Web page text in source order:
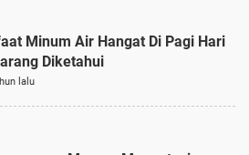
Minum Air Hangat Di Pagi Hari
Diketahui
lalu